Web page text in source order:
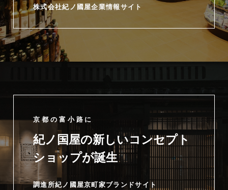
株式会社紀ノ國屋企業情報サイト
京都の富小路に
紀ノ国屋の新しいコンセプト
ショップが誕生
調進所紀ノ國屋京町家ブランドサイト